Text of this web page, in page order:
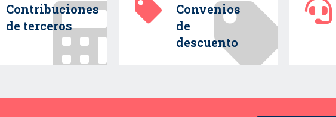
Contribuciones
de terceros
Convenios
de
descuento